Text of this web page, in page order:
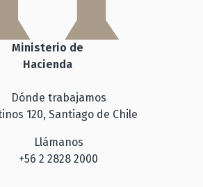
Ministerio de
Hacienda
Dónde trabajamos
120, Santiago de Chile
Llámanos
+56 2 2828 2000